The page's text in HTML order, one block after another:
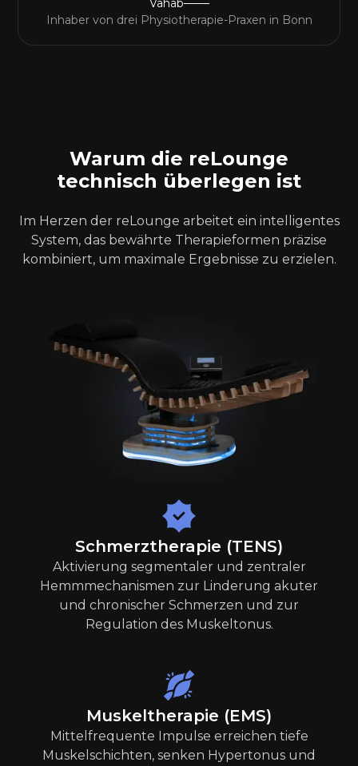
Vahab
Inhaber von drei Physiotherapie-Praxen in Bonn
Warum die reLounge
technisch überlegen ist
Im Herzen der reLounge arbeitet ein intelligentes
System, das bewährte Therapieformen präzise
kombiniert, um maximale Ergebnisse zu erzielen.
Schmerztherapie (TENS)
Aktivierung segmentaler und zentraler
Hemmmechanismen zur Linderung akuter
und chronischer Schmerzen und zur
Regulation des Muskeltonus.
Muskeltherapie (EMS)
Mittelfrequente Impulse erreichen tiefe
Muskelschichten, senken Hypertonus und